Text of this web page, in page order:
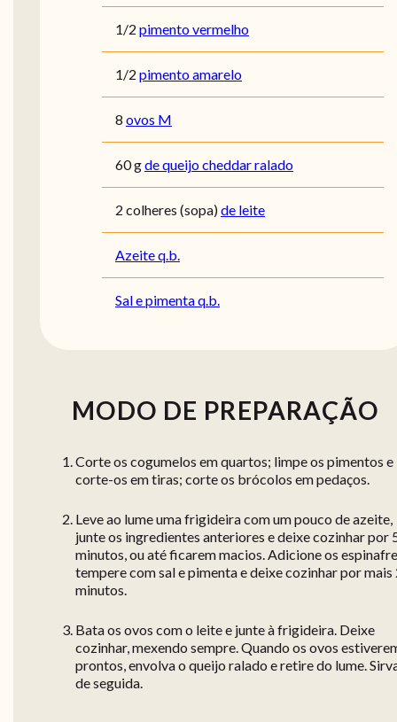
1/2 pimento vermelho
1/2 pimento amarelo
8 ovos M
60gde queijo cheddar ralado
2 colheres (sopa)de leite
Azeite q.b.
Sal e pimenta q.b.
MODO DE PREPARAÇÃO
Corte os cogumelos em quartos; limpe os pimentos e
corte-os em tiras; corte os brócolos em pedaços.
Leve ao lume uma frigideira com um pouco de azeite,
junte os ingredientes anteriores e deixe cozinhar por
minutos, ou até ficarem macios. Adicione os
tempere com sal e pimenta e deixe cozinhar por mais
minutos.
Bata os ovos com o leite e junte à frigideira. Deixe
cozinhar, mexendo sempre. Quando os ovos
prontos, envolva o queijo ralado e retire do lume.
de seguida.